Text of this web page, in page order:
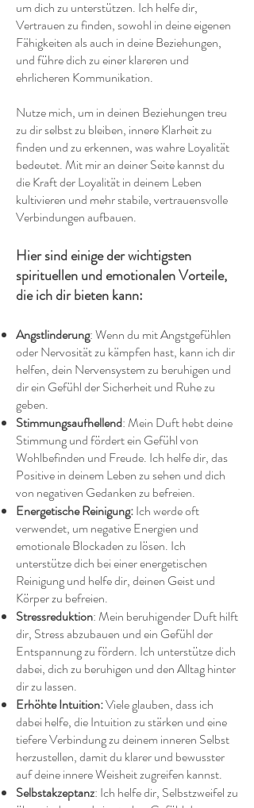
um dich zu unterstützen. Ich helfe dir,
Vertrauen zu finden, sowohl in deine eigenen
Fähigkeiten als auch in deine Beziehungen,
und führe dich zu einer klareren und
ehrlicheren Kommunikation.
Nutze mich, um in deinen Beziehungen treu
zu dir selbst zu bleiben, innere Klarheit zu
finden und zu erkennen, was wahre Loyalität
bedeutet. Mit mir an deiner Seite kannst du
die Kraft der Loyalität in deinem Leben
kultivieren und mehr stabile, vertrauensvolle
Verbindungen aufbauen.
Hier sind einige der wichtigsten
spirituellen und emotionalen Vorteile,
die ich dir bieten kann:
Angstlinderung: Wenn du mit Angstgefühlen
oder Nervosität zu kämpfen hast, kann ich dir
helfen, dein Nervensystem zu beruhigen und
dir ein Gefühl der Sicherheit und Ruhe zu
geben.
Stimmungsaufhellend: Mein Duft hebt deine
Stimmung und fördert ein Gefühl von
Wohlbefinden und Freude. Ich helfe dir, das
Positive in deinem Leben zu sehen und dich
von negativen Gedanken zu befreien.
Energetische Reinigung:Ich werde oft
verwendet, um negative Energien und
emotionale Blockaden zu lösen. Ich
unterstütze dich bei einer energetischen
Reinigung und helfe dir, deinen Geist und
Körper zu befreien.
Stressreduktion: Mein beruhigender Duft hilft
dir, Stress abzubauen und ein Gefühl der
Entspannung zu fördern. Ich unterstütze dich
dabei, dich zu beruhigen und den Alltag hinter
dir zu lassen.
Erhöhte Intuition:Viele glauben, dass ich
dabei helfe, die Intuition zu stärken und eine
tiefere Verbindung zu deinem inneren Selbst
herzustellen, damit du klarer und bewusster
auf deine innere Weisheit zugreifen kannst.
Selbstakzeptanz: Ich helfe dir, Selbstzweifel zu